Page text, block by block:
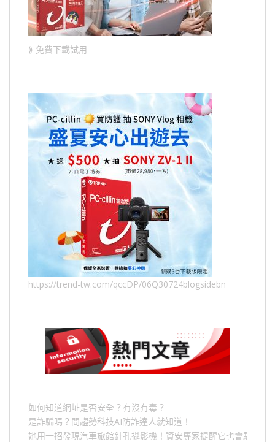
⟫ 免費下載試用
https://trend-tw.com/qccDP/06Q30724blogsidebn
如何知道網址是否安全？有沒有毒？
是詐騙嗎？問趨勢科技AI防詐達人就知道！
她用一招發現汽車旅館針孔攝影機！資安專家提醒它也會駭人成